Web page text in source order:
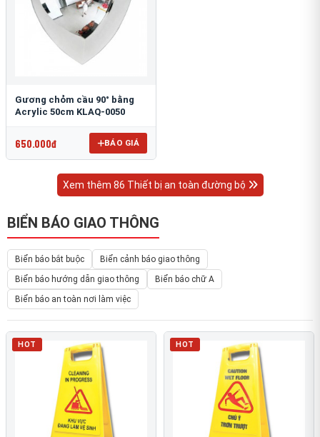
Gương chỏm cầu 90° bằng
Acrylic 50cm KLAQ-0050
650.000đ BÁO GIÁ
Xem thêm 86 Thiết bị an toàn đường bộ
BIỂN BÁO GIAO THÔNG
Biển báo bắt buộc
Biển cảnh báo giao thông
Biển báo hướng dẫn giao thông
Biển báo chữ A
Biển báo an toàn nơi làm việc
HOT HOT